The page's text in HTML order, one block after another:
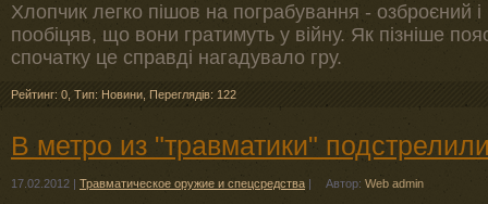
Хлопчик легко пішов на пограбування - озброєний і
пообіцяв, що вони гратимуть у війну. Як пізніше
спочатку це справді нагадувало гру.
Рейтинг: 0, Тип: Новини, Переглядів: 122
В метро из "травматики"
17.02.2012 Травматическое оружие и спецсредства Автор: Web admin